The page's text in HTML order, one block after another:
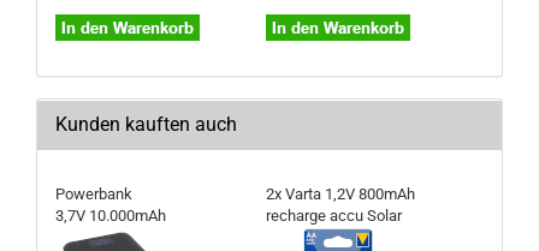
Kunden kauften auch
Powerbank
3,7V 10.000mAh
2x Varta 1,2V 800mAh
recharge accu Solar